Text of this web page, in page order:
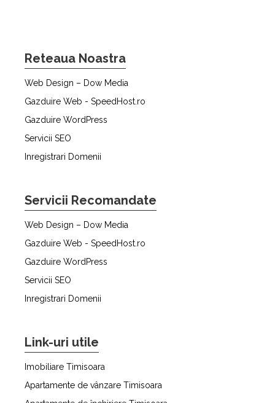
Reteaua Noastra
Web Design – Dow Media
Gazduire Web - SpeedHost.ro
Gazduire WordPress
Servicii SEO
Inregistrari Domenii
Servicii Recomandate
Web Design – Dow Media
Gazduire Web - SpeedHost.ro
Gazduire WordPress
Servicii SEO
Inregistrari Domenii
Link-uri utile
Imobiliare Timisoara
Apartamente de vânzare Timisoara